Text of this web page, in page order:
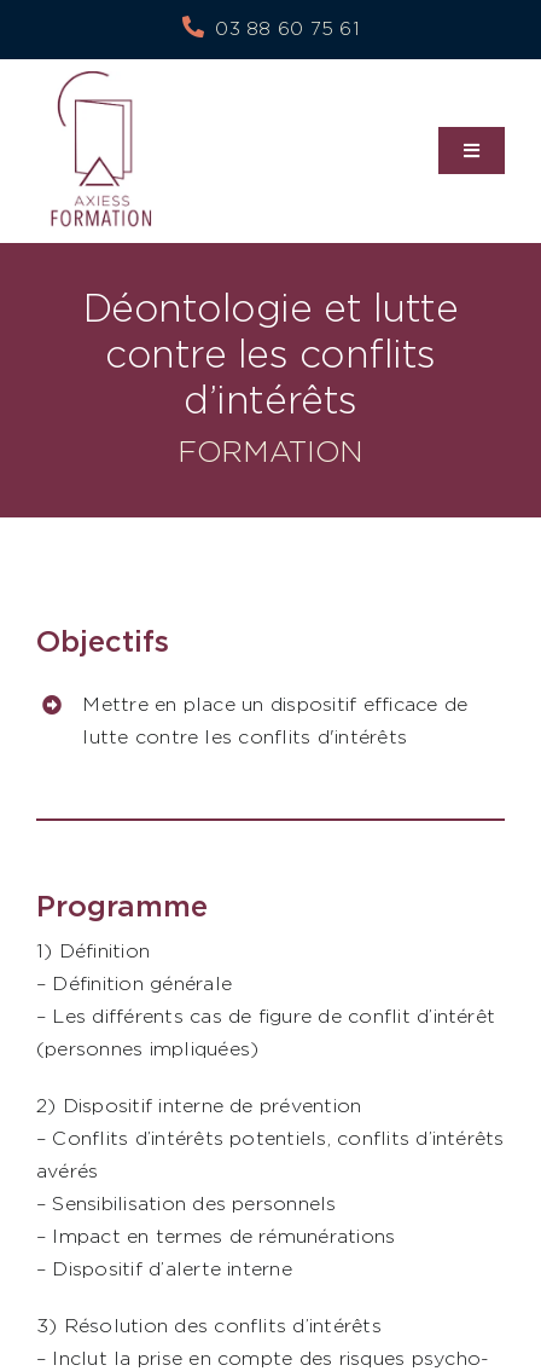
content
03 88 60 75 61
Toggle
À propos de nous
Nos services
Notre politique RSE
AXIESS FORMATION
Déontologie et lutte
contre les conflits
d’intérêts
FORMATION
Objectifs
Mettre en place un dispositif efficace de
lutte contre les conflits d'intérêts
Programme
1) Définition
– Définition générale
– Les différents cas de figure de conflit d’intérêt
(personnes impliquées)
2) Dispositif interne de prévention
– Conflits d’intérêts potentiels, conflits d’intérêts
avérés
– Sensibilisation des personnels
– Impact en termes de rémunérations
– Dispositif d’alerte interne
3) Résolution des conflits d’intérêts
– Inclut la prise en compte des risques psycho-